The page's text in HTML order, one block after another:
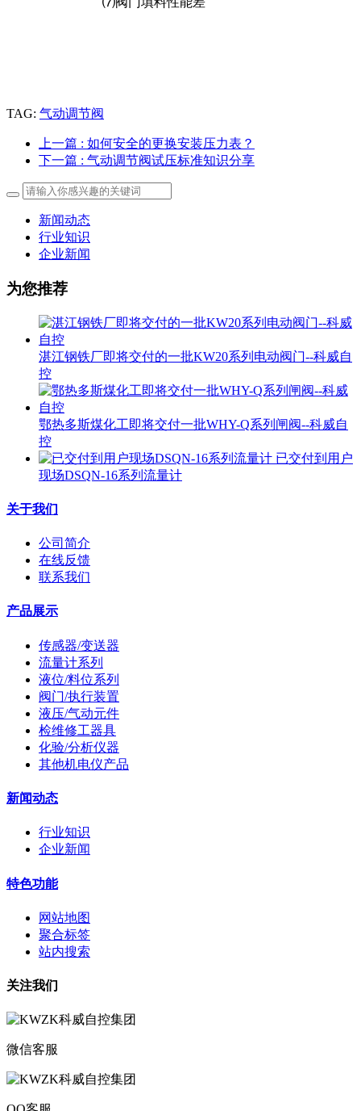
TAG: 气动调节阀
上一篇 : 如何安全的更换安装压力表？
下一篇 : 气动调节阀试压标准知识分享
新闻动态
行业知识
企业新闻
为您推荐
湛江钢铁厂即将交付的一批KW20系列电动阀门--科威自
控
鄂热多斯煤化工即将交付一批WHY-Q系列闸阀--科威自
控
已交付到用户
现场DSQN-16系列流量计
关于我们
公司简介
在线反馈
联系我们
产品展示
传感器/变送器
流量计系列
液位/料位系列
阀门/执行装置
液压/气动元件
检维修工器具
化验/分析仪器
其他机电仪产品
新闻动态
行业知识
企业新闻
特色功能
网站地图
聚合标签
站内搜索
关注我们
微信客服